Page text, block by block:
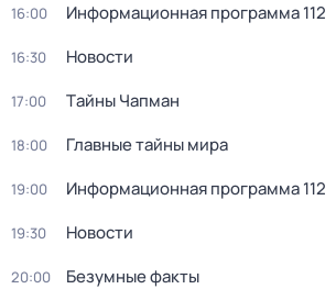
16:00 Информационная программа 112
16:30 Новости
17:00 Тaйны Чапман
18:00 Главные тайны мира
19:00 Информационная программа 112
19:30 Новости
20:00 Безумные факты